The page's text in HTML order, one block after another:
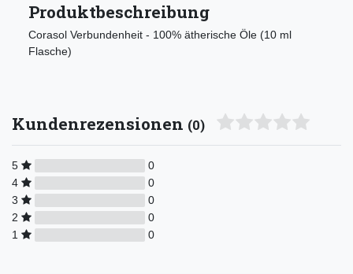
Produktbeschreibung
Corasol Verbundenheit - 100% ätherische Öle (10 ml
Flasche)
Kundenrezensionen (0)
5
0
4
0
3
0
2
0
1
0